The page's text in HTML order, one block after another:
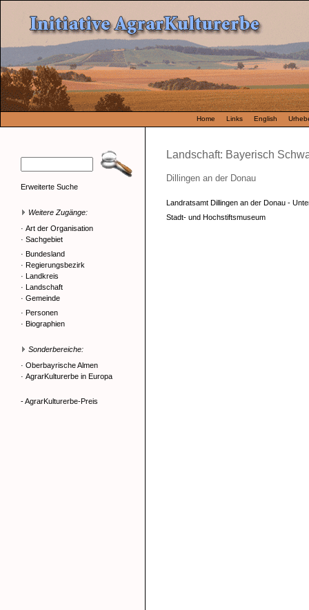
Home Links English
Erweiterte Suche
Weitere Zugänge:
· Art der Organisation
· Sachgebiet
· Bundesland
· Regierungsbezirk
· Landkreis
· Landschaft
· Gemeinde
· Personen
· Biographien
Sonderbereiche:
· Oberbayrische Almen
· AgrarKulturerbe in Europa
- AgrarKulturerbe-Preis
Landschaft: Bayerisch
Dillingen an der Donau
Landratsamt Dillingen an der Donau -
Stadt- und Hochstiftsmuseum